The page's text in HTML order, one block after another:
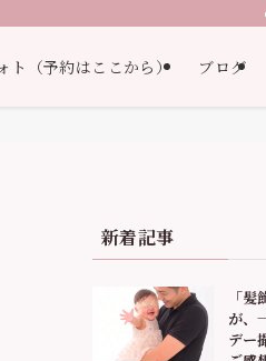
ト（予約はここから） ブログ
新着記事
「
が、
デー